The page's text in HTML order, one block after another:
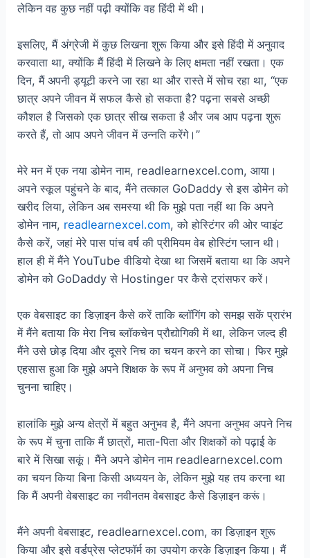
लेकिन वह कुछ नहीं पढ़ी क्योंकि वह हिंदी में थी।
इसलिए, मैं अंग्रेजी में कुछ लिखना शुरू किया और इसे हिंदी में अनुवाद
करवाता था, क्योंकि मैं हिंदी में लिखने के लिए क्षमता नहीं रखता। एक
दिन, मैं अपनी ड्यूटी करने जा रहा था और रास्ते में सोच रहा था, “एक
छात्र अपने जीवन में सफल कैसे हो सकता है? पढ़ना सबसे अच्छी
कौशल है जिसको एक छात्र सीख सकता है और जब आप पढ़ना शुरू
करते हैं, तो आप अपने जीवन में उन्नति करेंगे।”
मेरे मन में एक नया डोमेन नाम, readlearnexcel.com, आया।
अपने स्कूल पहुंचने के बाद, मैंने तत्काल GoDaddy से इस डोमेन को
खरीद लिया, लेकिन अब समस्या थी कि मुझे पता नहीं था कि अपने
डोमेन नाम, readlearnexcel.com, को होस्टिंगर की ओर प्वाइंट
कैसे करें, जहां मेरे पास पांच वर्ष की प्रीमियम वेब होस्टिंग प्लान थी।
हाल ही में मैंने YouTube वीडियो देखा था जिसमें बताया था कि अपने
डोमेन को GoDaddy से Hostinger पर कैसे ट्रांसफर करें।
एक वेबसाइट का डिज़ाइन कैसे करें ताकि ब्लॉगिंग को समझ सकें प्रारंभ
में मैंने बताया कि मेरा निच ब्लॉकचेन प्रौद्योगिकी में था, लेकिन जल्द ही
मैंने उसे छोड़ दिया और दूसरे निच का चयन करने का सोचा। फिर मुझे
एहसास हुआ कि मुझे अपने शिक्षक के रूप में अनुभव को अपना निच
चुनना चाहिए।
हालांकि मुझे अन्य क्षेत्रों में बहुत अनुभव है, मैंने अपना अनुभव अपने निच
के रूप में चुना ताकि मैं छात्रों, माता-पिता और शिक्षकों को पढ़ाई के
बारे में सिखा सकूं। मैंने अपने डोमेन नाम readlearnexcel.com
का चयन किया बिना किसी अध्ययन के, लेकिन मुझे यह तय करना था
कि मैं अपनी वेबसाइट का नवीनतम वेबसाइट कैसे डिज़ाइन करूं।
मैंने अपनी वेबसाइट, readlearnexcel.com, का डिज़ाइन शुरू
किया और इसे वर्डप्रेस प्लेटफॉर्म का उपयोग करके डिज़ाइन किया। मैं